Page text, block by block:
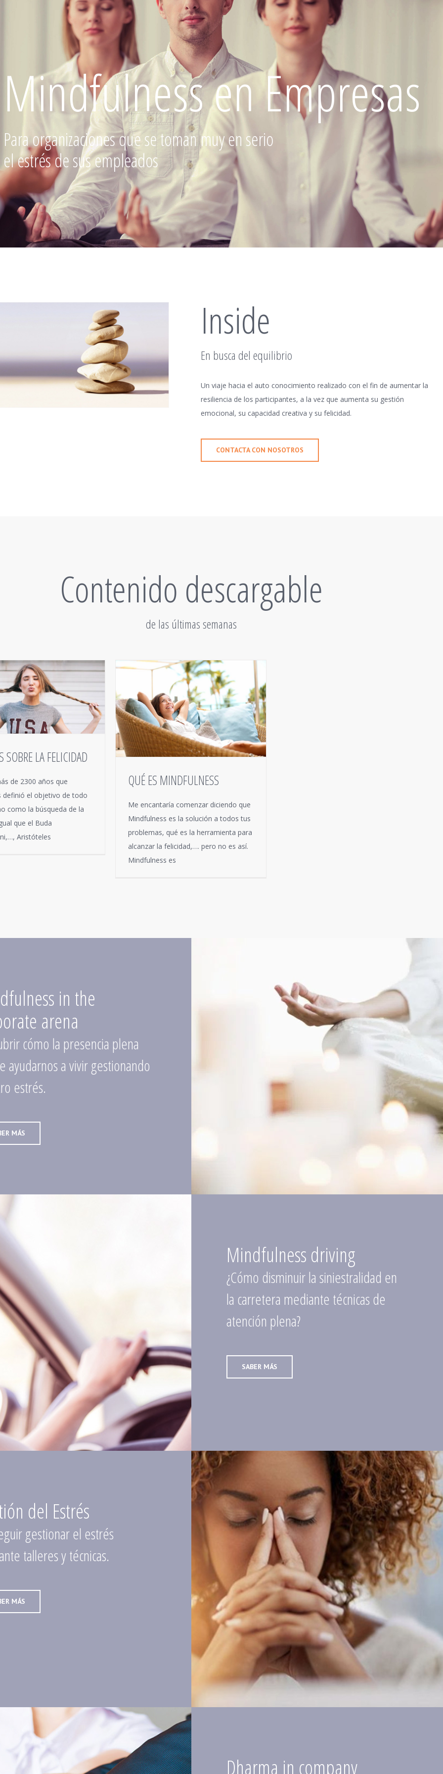
Mindfulness en Empresas
Para organizaciones que se toman muy en serio
el estrés de sus empleados
Inside
En busca del equilibrio
Un viaje hacia el auto conocimiento realizado con el fin de aumentar la
resiliencia de los participantes, a la vez que aumenta su gestión
emocional, su capacidad creativa y su felicidad.
CONTACTA CON NOSOTROS
Contenido descargable
de las últimas semanas
SOBRE LA FELICIDAD
de 2300 años que
definió el objetivo de todo
como la búsqueda de la
que el Buda
Aristóteles
QUÉ ES MINDFULNESS
Me encantaría comenzar diciendo que
Mindfulness es la solución a todos tus
problemas, qué es la herramienta para
alcanzar la felicidad,…. pero no es así.
Mindfulness es
in the
arena
cómo la presencia plena
ayudarnos a vivir gestionando
estrés.
MÁS
Mindfulness driving
¿Cómo disminuir la siniestralidad en
la carretera mediante técnicas de
atención plena?
SABER MÁS
del Estrés
gestionar el estrés
talleres y técnicas.
MÁS
Dharma in company